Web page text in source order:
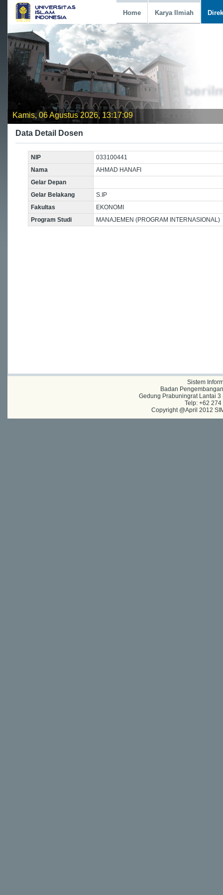
Home Karya Ilmiah
Kamis, 06 Agustus 2026, 13:17:09
Data Detail Dosen
NIP
033100441
Nama
AHMAD HANAFI
Gelar Depan
Gelar Belakang
S.IP
Fakultas
EKONOMI
Program Studi
MANAJEMEN (PROGRAM INTERNASIONAL)
Sistem
Badan
Gedung Prabuningrat Lantai
Telp: +62
Copyright @April 2012